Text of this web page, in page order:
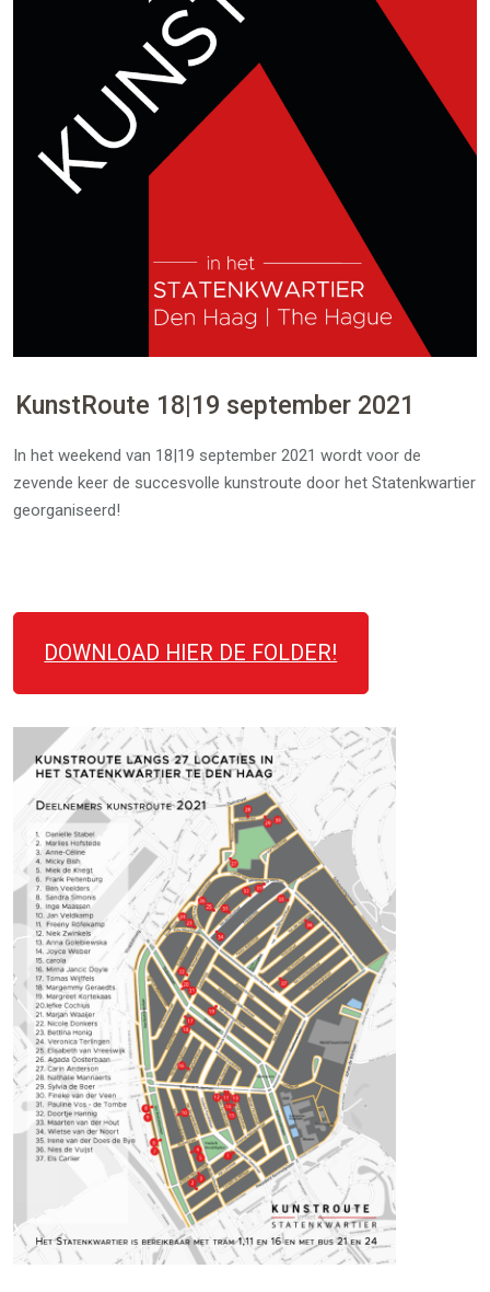
KunstRoute 18|19 september 2021
In het weekend van 18|19 september 2021 wordt voor de
zevende keer de succesvolle kunstroute door het Statenkwartier
georganiseerd!
DOWNLOAD HIER DE FOLDER!